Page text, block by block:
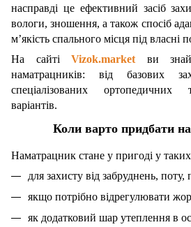
насправді це ефективний засіб
вологи, зношення, а також спосіб
м’якість спального місця під власні
На сайті
Vizok.marketви
наматрацників: від базових
спеціалізованих ортопедичних
варіантів.
Коли варто придбати
Наматрацник стане у пригоді у
для захисту від забруднень,
якщо потрібно відрегулювати
як додатковий шар утеплення в